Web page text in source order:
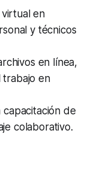
en
y técnicos
en línea,
trabajo en
de
colaborativo.